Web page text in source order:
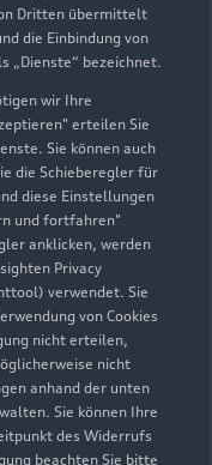
Dritten übermittelt
die Einbindung von
„Dienste“ bezeichnet.
wir Ihre
erteilen Sie
Sie können auch
die Schieberegler für
diese Einstellungen
und fortfahren"
anklicken, werden
Privacy
verwendet. Sie
von Cookies
nicht erteilen,
nicht
anhand der unten
Sie können Ihre
des Widerrufs
beachten Sie bitte